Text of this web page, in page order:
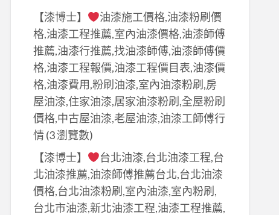
【漆博士】
油漆施工價格,油漆粉刷價
格,油漆工程推薦,室內油漆價格,油漆師傅
推薦,油漆行推薦,找油漆師傅,油漆師傅價
格,油漆工程報價,油漆工程價目表,油漆價
格,油漆費用,粉刷油漆,室內油漆粉刷,房
屋油漆,住家油漆,居家油漆粉刷,全屋粉刷
價格,中古屋油漆,老屋油漆,油漆工師傅行
情(3 瀏覽數)
【漆博士】
台北油漆,台北油漆工程,台
北油漆推薦,油漆師傅推薦台北,台北油漆
價格,台北油漆粉刷,室內油漆,室內粉刷,
台北市油漆,新北油漆工程,油漆工程推薦,